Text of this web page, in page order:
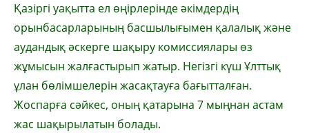
Қазіргі уақытта ел өңірлерінде әкімдердің
орынбасарларының басшылығымен қалалық және
аудандық әскерге шақыру комиссиялары өз
жұмысын жалғастырып жатыр. Негізгі күш Ұлттық
ұлан бөлімшелерін жасақтауға бағытталған.
Жоспарға сәйкес, оның қатарына 7 мыңнан астам
жас шақырылатын болады.